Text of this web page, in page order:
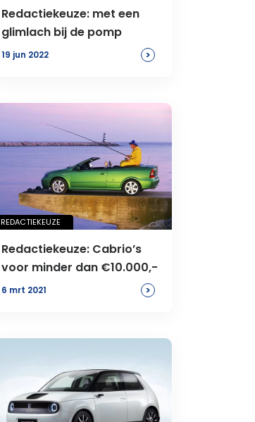
Redactiekeuze: met een
glimlach bij de pomp
19 jun 2022 >
REDACTIEKEUZE
Redactiekeuze: Cabrio’s
voor minder dan €10.000,-
6 mrt 2021 >